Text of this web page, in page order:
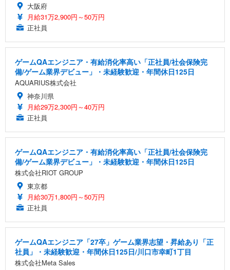
大阪府
月給31万2,900円～50万円
正社員
ゲームQAエンジニア・有給消化率高い「正社員/社会保険完
備/ゲーム業界デビュー」・未経験歓迎・年間休日125日
AQUARIUS株式会社
神奈川県
月給29万2,300円～40万円
正社員
ゲームQAエンジニア・有給消化率高い「正社員/社会保険完
備/ゲーム業界デビュー」・未経験歓迎・年間休日125日
株式会社RIOT GROUP
東京都
月給30万1,800円～50万円
正社員
ゲームQAエンジニア「27卒」ゲーム業界志望・昇給あり「正
社員」・未経験歓迎・年間休日125日/川口市幸町1丁目
株式会社Meta Sales